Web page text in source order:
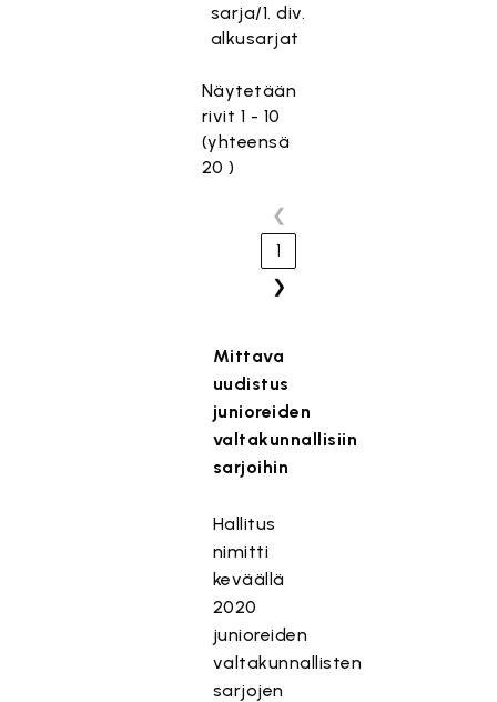
sarja/1. div.
alkusarjat
Näytetään
rivit 1 - 10
(yhteensä
20 )
❮
1
❯
Mittava
uudistus
junioreiden
valtakunnallisiin
sarjoihin
Hallitus
nimitti
keväällä
2020
junioreiden
valtakunnallisten
sarjojen